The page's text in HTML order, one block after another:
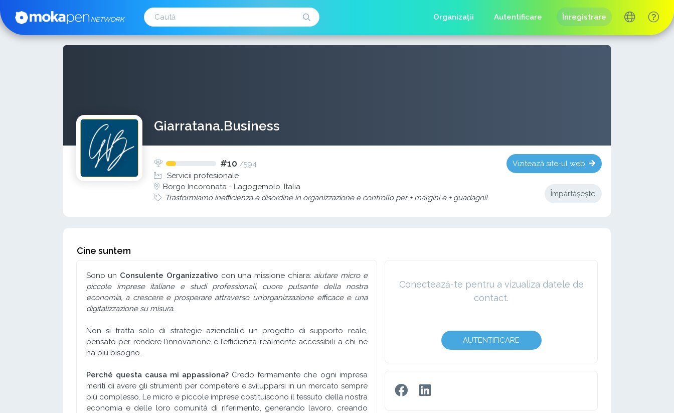
Organizații Autentificare Înregistrare
Giarratana.Business
#10 /594
Servicii profesionale
Borgo Incoronata - Lagogemolo, Italia
Trasformiamo inefficienza e disordine in organizzazione e controllo per + margini e + guadagni!
Vizitează site-ul web
Împărtășește
Cine suntem
Sono un Consulente Organizzativo con una missione chiara: aiutare micro e
piccole imprese italiane e studi professionali, cuore pulsante della nostra
economia, a crescere e prosperare attraverso un’organizzazione efficace e una
digitalizzazione su misura.
Non si tratta solo di strategie aziendali,è un progetto di supporto reale,
pensato per rendere l’innovazione e l’efficienza realmente accessibili a chi ne
ha più bisogno.
Perché questa causa mi appassiona? Credo fermamente che ogni impresa
meriti di avere gli strumenti per competere e svilupparsi in un mercato sempre
più complesso. Le micro e piccole imprese costituiscono il tessuto della nostra
economia e delle loro comunità di riferimento, generando lavoro, creando
Conectează-te pentru a vizualiza datele de
contact.
AUTENTIFICARE